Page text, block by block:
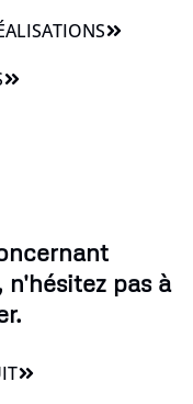
pas à